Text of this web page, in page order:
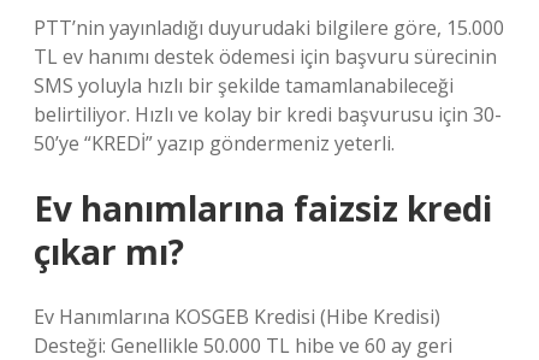
PTT’nin yayınladığı duyurudaki bilgilere göre, 15.000
TL ev hanımı destek ödemesi için başvuru sürecinin
SMS yoluyla hızlı bir şekilde tamamlanabileceği
belirtiliyor. Hızlı ve kolay bir kredi başvurusu için 30-
50’ye “KREDİ” yazıp göndermeniz yeterli.
Ev hanımlarına faizsiz kredi
çıkar mı?
Ev Hanımlarına KOSGEB Kredisi (Hibe Kredisi)
Desteği: Genellikle 50.000 TL hibe ve 60 ay geri